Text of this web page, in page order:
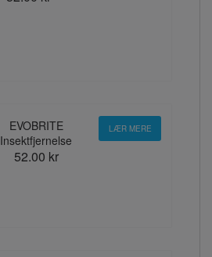
EVOBRITE
Insektfjernelse
52.00 kr
LÆR MERE